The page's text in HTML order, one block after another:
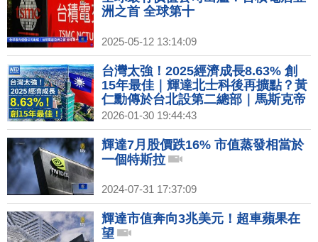
洲之首 全球第十
2025-05-12 13:14:09
台灣太強！2025經濟成長8.63% 創
15年最佳｜輝達北士科後再擴點？黃
仁勳傳於台北設第二總部｜馬斯克帝
國整合？SpaceX傳擬與Tesla或xAI
合併｜川普週五宣布下任Fed主席！
傳屬意前Fed理事華許
2026-01-30 19:44:43
輝達7月股價跌16% 市值蒸發相當於
一個特斯拉
2024-07-31 17:37:09
輝達市值奔向3兆美元！超車蘋果在
望